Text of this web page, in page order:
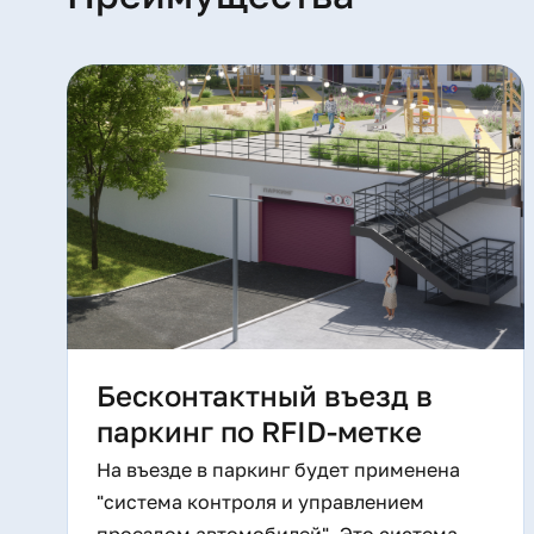
*Проект создан архитектурным бюроПлан-Б.
Бесконтактный въезд в
паркинг по RFID-метке
На въезде в паркинг будет применена
"система контроля и управлением